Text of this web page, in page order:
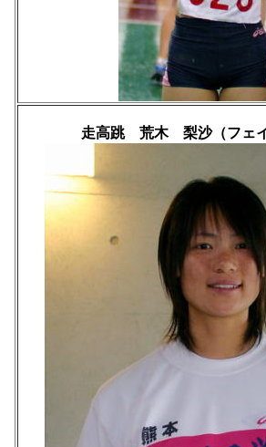
走高跳 荒木 梨沙（フェ